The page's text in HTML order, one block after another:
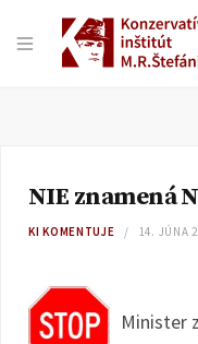
NIE znamená
KI KOMENTUJE 14. JÚNA
Minister